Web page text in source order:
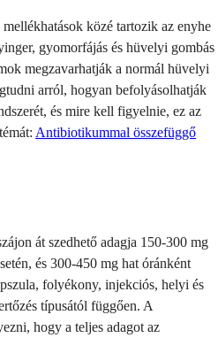
közé tartozik az enyhe
gyomorfájás és hüvelyi gombás
megzavarhatják a normál hüvelyi
arról, hogyan befolyásolhatják
és mire kell figyelnie, ez az
Antibiotikummal összefüggő
át szedhető adagja 150-300 mg
és 300-450 mg hat óránként
folyékony, injekciós, helyi és
típusától függően. A
hogy a teljes adagot az